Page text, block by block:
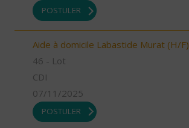
POSTULER
Aide à domicile Labastide Murat (H/F)
46 - Lot
CDI
07/11/2025
POSTULER